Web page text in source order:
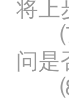
将上
问是